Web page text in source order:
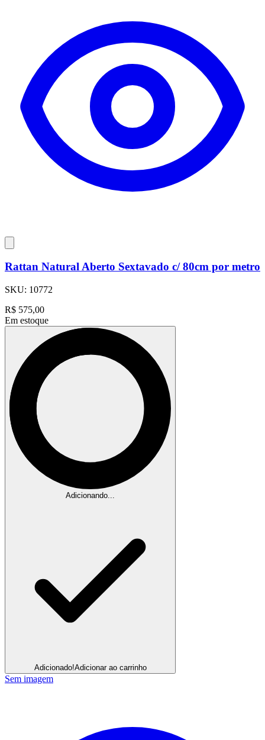
Rattan Natural Aberto Sextavado c/ 80cm por metro
SKU: 10772
R$ 575,00
Em estoque
Adicionando...
Adicionado!Adicionar ao carrinho
Sem imagem